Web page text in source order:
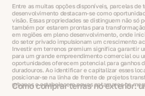
Entre as muitas opções disponíveis, parcelas de
desenvolvimento destacam-se como
visão. Essas propriedades se distinguem não só
também por estarem prontas para
em regiões em pleno desenvolvimento, onde
do setor privado impulsionam um crescimento
Investir em terrenos premium significa garantir
para um grande empreendimento comercial ou
oportunidades oferecem potencial para ganhos
duradouros. Ao identificar e capitalizar esses
posicionar-se na linha de frente de projetos
urbanas e estabelecem novos patamares no
Como comprar terras no exterior: